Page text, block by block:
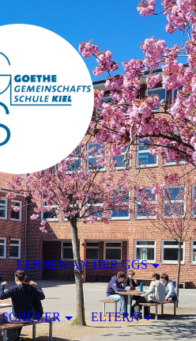
LERNEN AN DER GGS
SCHÜLER ELTERN